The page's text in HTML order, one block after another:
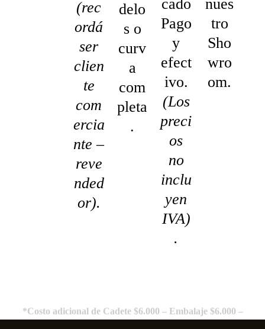
(rec
ordá
ser
clien
te
com
ercia
nte –
reve
nded
or).
delo
s o
curv
a
com
pleta
.
cado
Pago
y
efect
ivo.
(Los
preci
os
no
inclu
yen
IVA)
.
nues
tro
Sho
wro
om.
Entrega en Flores $6.000 *